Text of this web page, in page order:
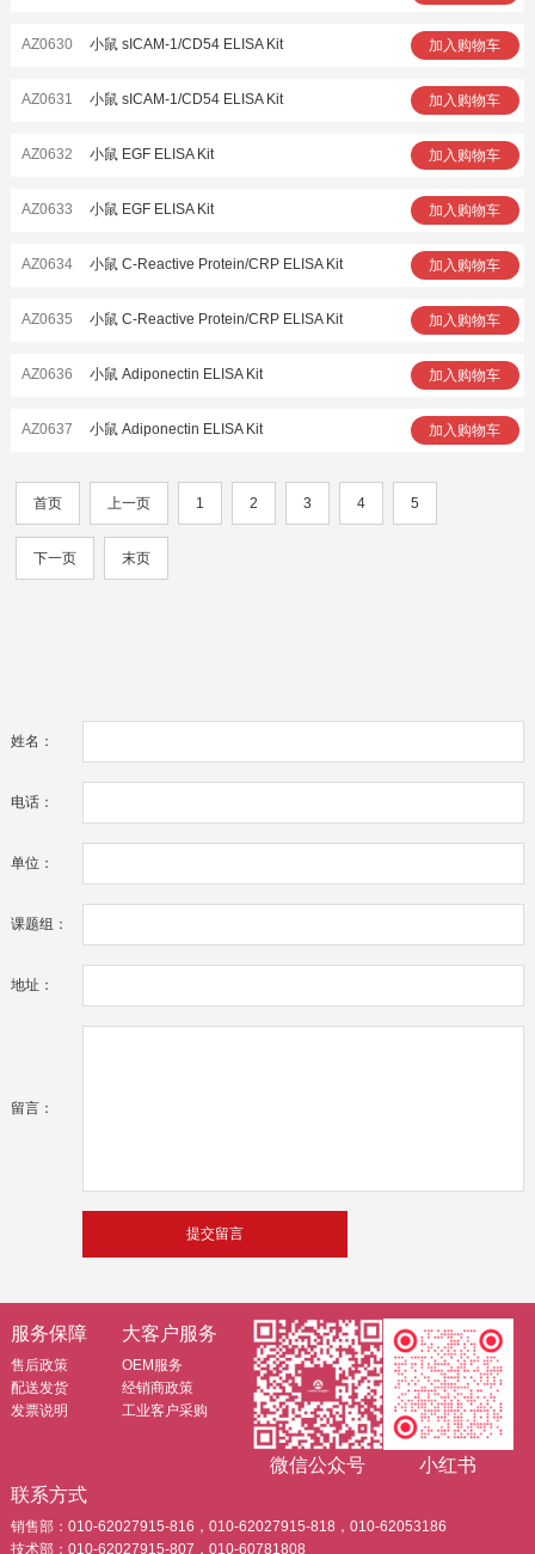
AZ0630 小鼠 sICAM-1/CD54 ELISA Kit 加入购物车
AZ0631 小鼠 sICAM-1/CD54 ELISA Kit 加入购物车
AZ0632 小鼠 EGF ELISA Kit 加入购物车
AZ0633 小鼠 EGF ELISA Kit 加入购物车
AZ0634 小鼠 C-Reactive Protein/CRP ELISA Kit 加入购物车
AZ0635 小鼠 C-Reactive Protein/CRP ELISA Kit 加入购物车
AZ0636 小鼠 Adiponectin ELISA Kit 加入购物车
AZ0637 小鼠 Adiponectin ELISA Kit 加入购物车
首页 上一页 1 2 3 4 5
下一页 末页
姓名：
电话：
单位：
课题组：
地址：
留言：
服务保障
售后政策
配送发货
发票说明
大客户服务
OEM服务
经销商政策
工业客户采购
微信公众号
小红书
联系方式
销售部：010-62027915-816，010-62027915-818，010-62053186
技术部：010-62027915-807，010-60781808